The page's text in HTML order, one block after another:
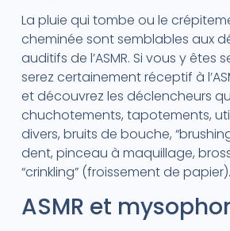
La pluie qui tombe ou le
cheminée sont semblables aux
auditifs de l’ASMR. Si vous y êtes
serez certainement réceptif à
et découvrez les déclencheurs
chuchotements, tapotements,
divers, bruits de bouche,
dent, pinceau à maquillage,
“crinkling” (froissement de
ASMR et